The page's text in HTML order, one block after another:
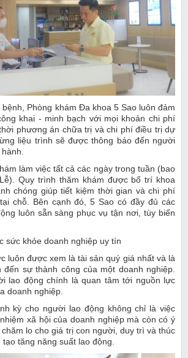
Phòng khám Đa khoa 5 Sao luôn đảm
khai - minh bạch với mọi khoản chi phí
phương án chữa trị và chi phí điều trị dự
liệu trình sẽ được thông báo đến người
làm việc tất cả các ngày trong tuần (bao
Quy trình thăm khám được bố trí khoa
chóng giúp tiết kiệm thời gian và chi phí
chỗ. Bên cạnh đó, 5 Sao có đầy đủ các
luôn sẵn sàng phục vụ tận nơi, tùy biến
sức khỏe doanh nghiệp uy tín
luôn được xem là tài sản quý giá nhất và là
đến sự thành công của một doanh nghiệp.
lao động chính là quan tâm tới nguồn lực
doanh nghiệp.
kỳ cho người lao động không chỉ là việc
xã hội của doanh nghiệp mà còn có ý
lo cho giá trị con người, duy trì và thúc
tăng năng suất lao động.